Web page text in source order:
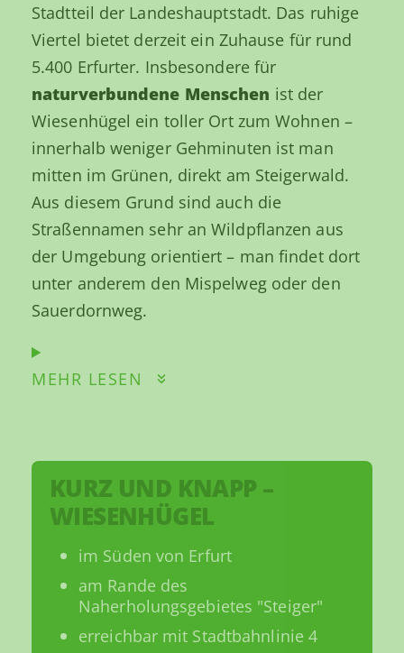
Stadtteil der Landeshauptstadt. Das ruhige
Viertel bietet derzeit ein Zuhause für rund
5.400 Erfurter. Insbesondere für
naturverbundene Menschen ist der
Wiesenhügel ein toller Ort zum Wohnen –
innerhalb weniger Gehminuten ist man
mitten im Grünen, direkt am Steigerwald.
Aus diesem Grund sind auch die
Straßennamen sehr an Wildpflanzen aus
der Umgebung orientiert – man findet dort
unter anderem den Mispelweg oder den
Sauerdornweg.
MEHR LESEN
KURZ UND KNAPP –
WIESENHÜGEL
im Süden von Erfurt
am Rande des
Naherholungsgebietes "Steiger"
erreichbar mit Stadtbahnlinie 4